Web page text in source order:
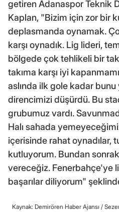
getiren Adanaspor Teknik
Kaplan, "Bizim için zor bir
deplasmanda oynamak.
karşı oynadık. Lig lideri,
bölgede çok tehlikeli bir
takıma karşı iyi
aslında ilk gole kadar
direncimizi düşürdü. Bu
grubumuz vardı.
Halı sahada
içerisinde rahat oynadılar,
kutluyorum. Bundan
vereceğiz. Fenerbahçe'ye
başarılar diliyorum"
Kaynak: Demirören Haber Ajansı /